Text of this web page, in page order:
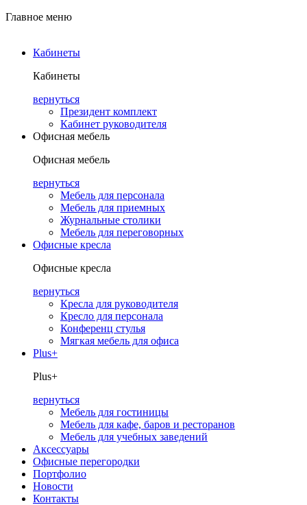
Главное меню
Кабинеты
Кабинеты
вернуться
Президент комплект
Кабинет руководителя
Офисная мебель
Офисная мебель
вернуться
Мебель для персонала
Мебель для приемных
Журнальные столики
Мебель для переговорных
Офисные кресла
Офисные кресла
вернуться
Кресла для руководителя
Кресло для персонала
Конференц стулья
Мягкая мебель для офиса
Plus+
Plus+
вернуться
Мебель для гостиницы
Мебель для кафе, баров и ресторанов
Мебель для учебных заведений
Аксессуары
Офисные перегородки
Портфолио
Новости
Контакты